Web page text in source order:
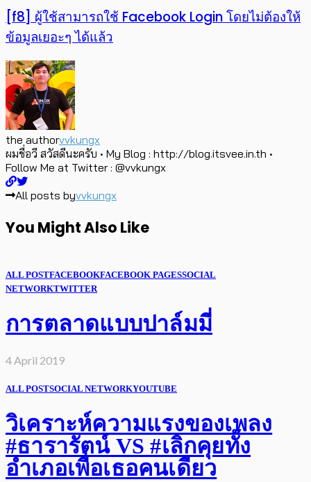
[f8] ผู้ใช้สามารถใช้ Facebook Login โดยไม่ต้องให้
ข้อมูลเยอะๆ ได้แล้ว
the authorvvkungx
ผมชื่อวี สวัสดีนะครับ • My Blog : http://blog.itsvee.in.th •
Follow Me at Twitter : @vvkungx
All posts byvvkungx
You Might Also Like
ALL POSTFACEBOOKFACEBOOK PAGESSOCIAL
NETWORKTWITTER
การตลาดแบบปาล์มมี่
4 April 2019
ALL POSTSOCIAL NETWORKYOUTUBE
วิเคราะห์ความแรงของเพลง
#ธารารัตน์ VS #เลิกคุยทั้ง
อำเภอเพื่อเธอคนเดียว